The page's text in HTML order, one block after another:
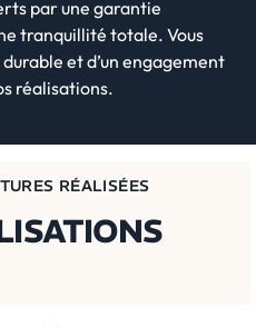
par une garantie
tranquillité totale. Vous
et d’un engagement
réalisations.
RÉALISÉES